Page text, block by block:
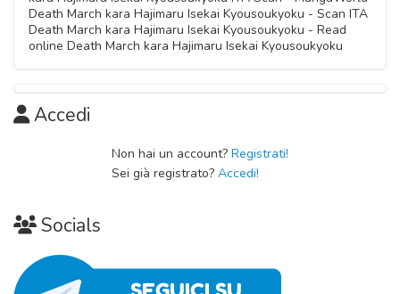
11 Novembre 2020
Capitolo 02
11 Novembre 2020
Death March kara Hajimaru Isekai Kyousoukyoku - Scan ITA
Death March kara Hajimaru Isekai Kyousoukyoku - Read
online Death March kara Hajimaru Isekai Kyousoukyoku
Accedi
Non hai un account? Registrati!
Sei già registrato? Accedi!
Socials